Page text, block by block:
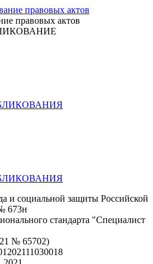
правовых актов
и социальной защиты Российской
673н
стандарта "Специалист
№ 65702)